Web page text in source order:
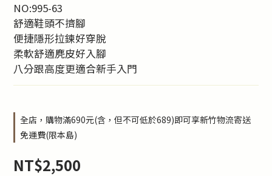
NO:995-63
舒適鞋頭不擠腳
便捷隱形拉鍊好穿脫
柔軟舒適麂皮好入腳
八分跟高度更適合新手入門
全店，購物滿690元(含，但不可低於689)即可享新竹物流寄送
免運費(限本島)
NT$2,500